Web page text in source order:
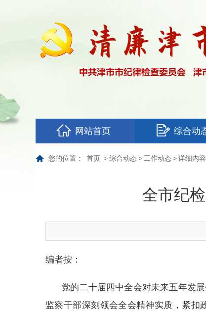
网站首页 综合动
您的位置： 首页 >综合动态> 工作动态>详细内容
全市纪
编者按：
党的二十届四中全会对未来五年发
监察干部深刻领会全会精神实质，紧